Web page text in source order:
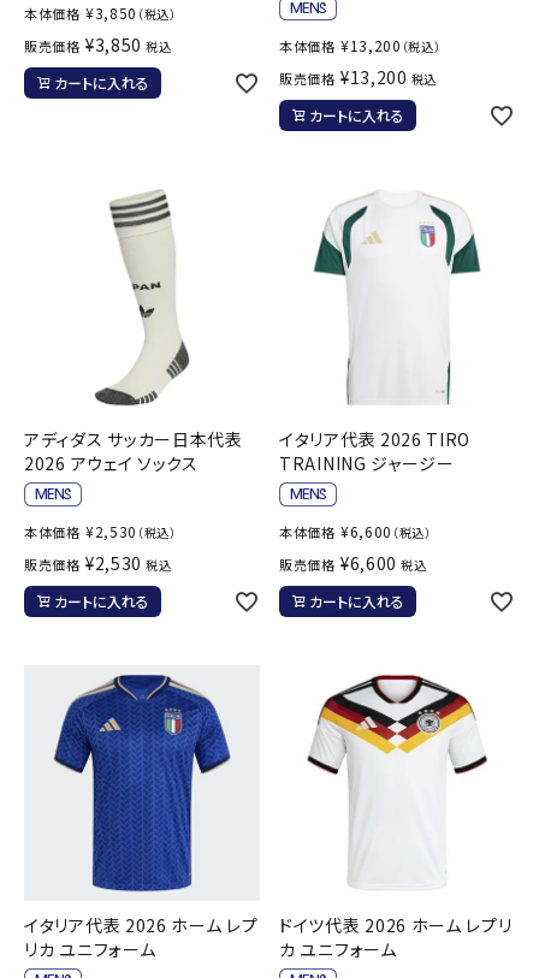
本体価格 ¥3,850 （税込）
販売価格 ¥3,850 税込
カートに入れる
本体価格 ¥13,200 （税込）
販売価格 ¥13,200 税込
カートに入れる
アディダス サッカー日本代表
2026 アウェイ ソックス
本体価格 ¥2,530 （税込）
販売価格 ¥2,530 税込
カートに入れる
イタリア代表 2026 TIRO
TRAINING ジャージー
本体価格 ¥6,600 （税込）
販売価格 ¥6,600 税込
カートに入れる
イタリア代表 2026 ホーム レプ
リカ ユニフォーム
ドイツ代表 2026 ホーム レプリ
カ ユニフォーム